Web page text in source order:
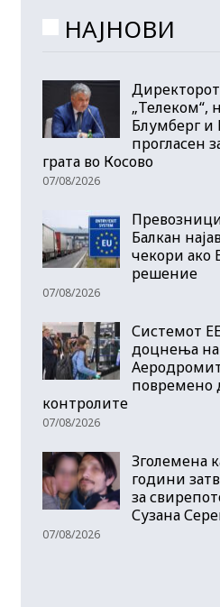
НАЈНОВИ
„Телеком“,
Блумберг
прогласен
грата во Косово
07/08/2026
Балкан
чекори ако
решение
07/08/2026
Системот
доцнења на
повремено
контролите
07/08/2026
Зголемена
години
за
Сузана
07/08/2026